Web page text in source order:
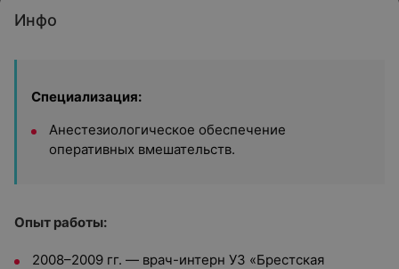
Инфо
Специализация:
Анестезиологическое обеспечение
оперативных вмешательств.
Опыт работы:
2008–2009 гг. — врач-интерн УЗ «Брестская